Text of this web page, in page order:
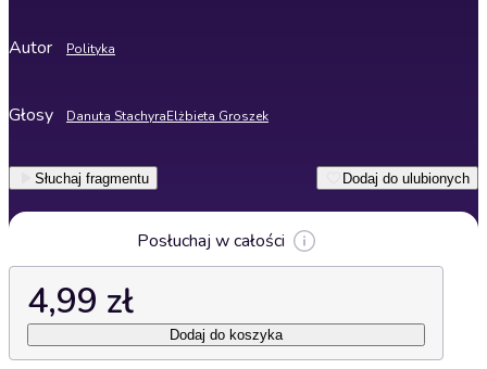
Autor Polityka
Głosy Danuta StachyraElżbieta Groszek
Słuchaj fragmentu Dodaj do ulubionych
Posłuchaj w całości
4,99 zł
Dodaj do koszyka